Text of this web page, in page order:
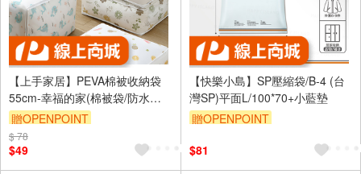
【上手家居】PEVA棉被收納袋
55cm-幸福的家(棉被袋/防水收
納袋/透明收納袋/衣物收納袋/被
子收納袋)
贈OPENPOINT
訂單滿999享9折
$ 78
$49
【快樂小島】SP壓縮袋/B-4 (台
灣SP)平面L/100*70+小藍墊
贈OPENPOINT
$81